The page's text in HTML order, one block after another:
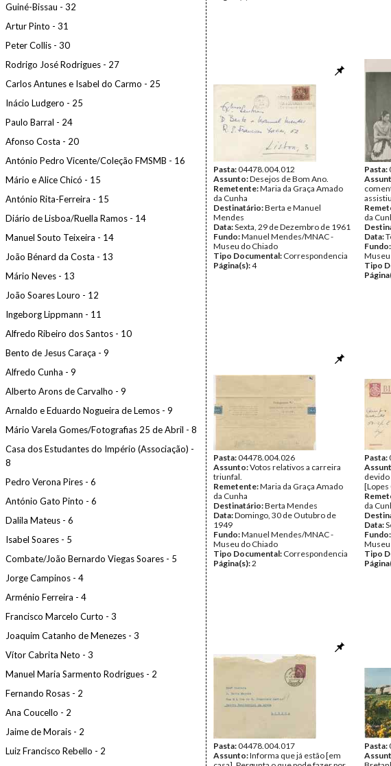
Guiné-Bissau - 32
Artur Pinto - 31
Peter Collis - 30
Rodrigo José Rodrigues - 27
Carlos Antunes e Isabel do Carmo - 25
Inácio Ludgero - 25
Paulo Barral - 24
Afonso Costa - 20
António Pedro Vicente/Coleção FMSMB - 16
Mário e Alice Chicó - 15
António Rita-Ferreira - 15
Diário de Lisboa/Ruella Ramos - 14
Manuel Souto Teixeira - 14
João Bénard da Costa - 13
Mário Neves - 13
João Soares Louro - 12
Ingeborg Lippmann - 11
Alfredo Ribeiro dos Santos - 10
Bento de Jesus Caraça - 9
Alfredo Cunha - 9
Alberto Arons de Carvalho - 9
Arnaldo e Eduardo Nogueira de Lemos - 9
Mário Varela Gomes/Fotografias 25 de Abril - 8
Casa dos Estudantes do Império (Associação) -
8
Pedro Verona Pires - 6
António Gato Pinto - 6
Dalila Mateus - 6
Isabel Soares - 5
Combate/João Bernardo Viegas Soares - 5
Jorge Campinos - 4
Arménio Ferreira - 4
Francisco Marcelo Curto - 3
Joaquim Catanho de Menezes - 3
Vítor Cabrita Neto - 3
Manuel Maria Sarmento Rodrigues - 2
Fernando Rosas - 2
Ana Coucello - 2
Jaime de Morais - 2
Luiz Francisco Rebello - 2
Pasta:04478.004.012
Assunto:Desejos de Bom Ano.
Remetente:Maria da Graça Amado
da Cunha
Destinatário:Berta e Manuel
Mendes
Data:Sexta, 29 de Dezembro de 1961
Fundo:Manuel Mendes/MNAC -
Museu do Chiado
Tipo Documental: Correspondencia
Página(s):4
Pasta:
da
Data:
Fundo:
Museu
Tipo
Pasta:04478.004.026
Assunto:Votos relativos a carreira
triunfal.
Remetente:Maria da Graça Amado
da Cunha
Destinatário:Berta Mendes
Data:Domingo, 30 de Outubro de
1949
Fundo:Manuel Mendes/MNAC -
Museu do Chiado
Tipo Documental: Correspondencia
Página(s):2
Pasta:
[Lopes
da
Data:
Fundo:
Museu
Tipo
Pasta:04478.004.017
Assunto:Informa que já estão [em
Pasta: